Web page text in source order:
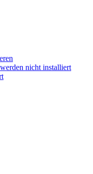
nicht installiert